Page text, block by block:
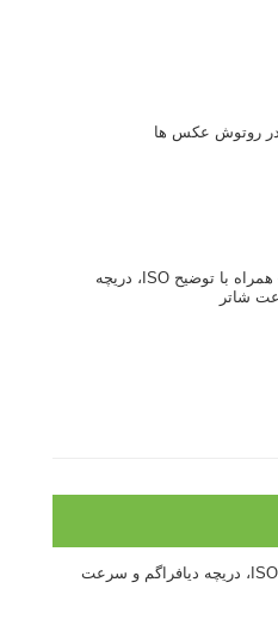
درک نوردهی – همراه با توضیح ISO، دریچه
شاتر
درک نوردهی – همراه با توضیح ISO، دریچه دیافراگم و سرعت